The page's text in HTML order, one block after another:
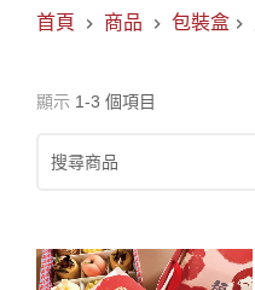
首頁 商品 包裝盒
顯示 1-3 個項目